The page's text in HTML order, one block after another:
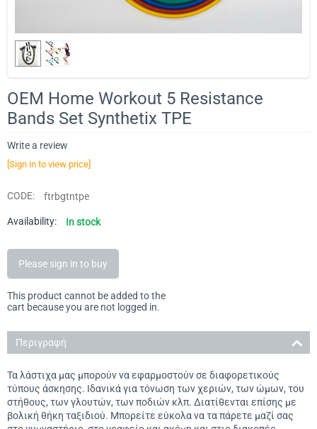
OEM Home Workout 5 Resistance
Bands Set Synthetix TPE
Write a review
[Sign in to view price]
CODE: ftrbgtntpe
Availability: In stock
Please sign in to buy
This product cannot be added to the
cart because you are not logged in.
Περιγραφή
Τα λάστιχα μας μπορούν να εφαρμοστούν σε διαφορετικούς
τύπους άσκησης. Ιδανικά για τόνωση των χεριών, των ώμων, του
στήθους, των γλουτών, των ποδιών κλπ. Διατίθενται επίσης με
βολική θήκη ταξιδιού. Μπορείτε εύκολα να τα πάρετε μαζί σας